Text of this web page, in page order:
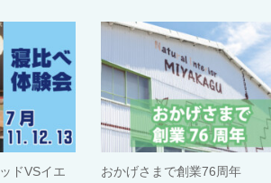
ドVSイエ
おかげさまで創業76周年